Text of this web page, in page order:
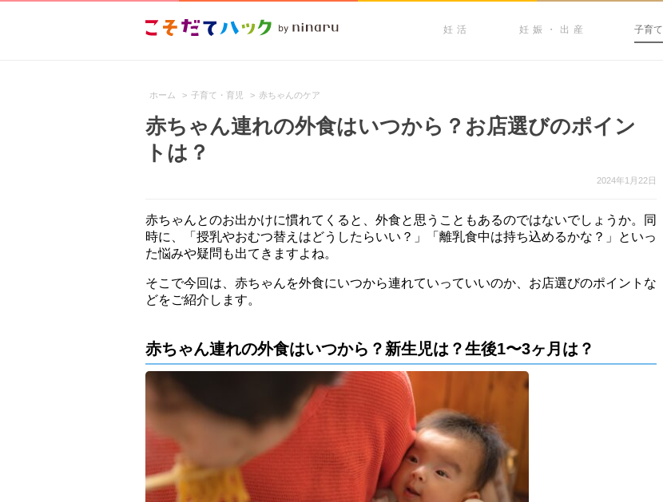
妊活 妊娠・出産 子育て
ホーム > 子育て・育児 > 赤ちゃんのケア
赤ちゃん連れの外食はいつから？お店選びのポイン
トは？
2024年1月22日
赤ちゃんとのお出かけに慣れてくると、外食と思うこともあるのではないでしょうか。同
時に、「授乳やおむつ替えはどうしたらいい？」「離乳食中は持ち込めるかな？」といっ
た悩みや疑問も出てきますよね。
そこで今回は、赤ちゃんを外食にいつから連れていっていいのか、お店選びのポイントな
どをご紹介します。
赤ちゃん連れの外食はいつから？新生児は？生後1〜3ヶ月は？